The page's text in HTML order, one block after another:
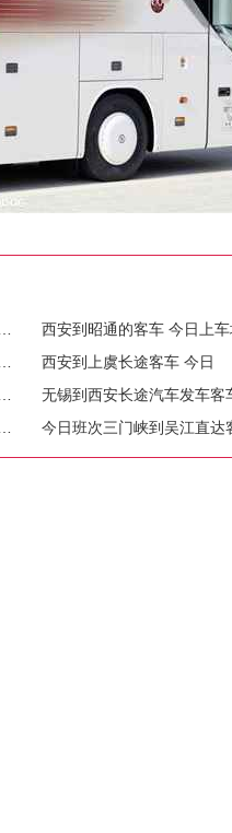
西安到昭通的客车 今日上
西安到上虞长途客车 今日
无锡到西安长途汽车发车客